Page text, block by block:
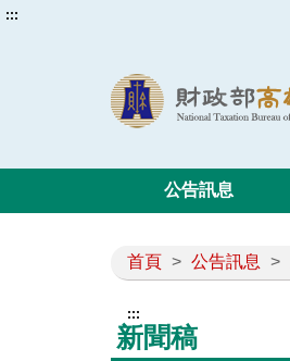
:::
公告訊息
首頁 > 公告訊息 >
:::
新聞稿